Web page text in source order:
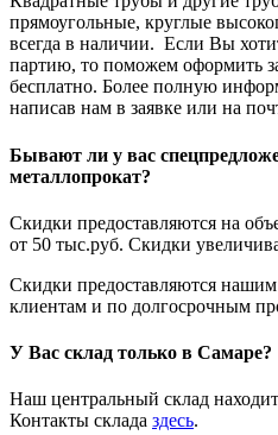
прямоугольные, круглые
всегда в наличии. Если Вы
партию, то поможем оформить
бесплатно. Более полную
написав нам в заявке или на
Бывают ли у вас
металлопрокат?
Скидки предоставляются на
от 50 тыс.руб. Скидки
Скидки предоставляются
клиентам и по долгосрочным
У Вас склад только в Самаре?
Наш центральный склад
Контакты склада здесь.